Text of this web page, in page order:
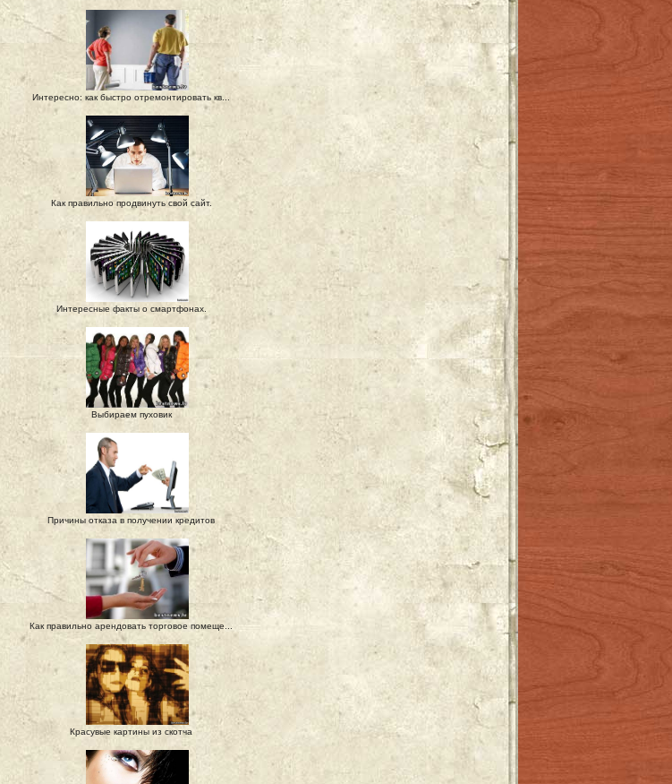
Интересно: как быстро отремонтировать кв...
Как правильно продвинуть свой сайт.
Интересные факты о смартфонах.
Выбираем пуховик
Причины отказа в получении кредитов
Как правильно арендовать торговое помеще...
Красувые картины из скотча